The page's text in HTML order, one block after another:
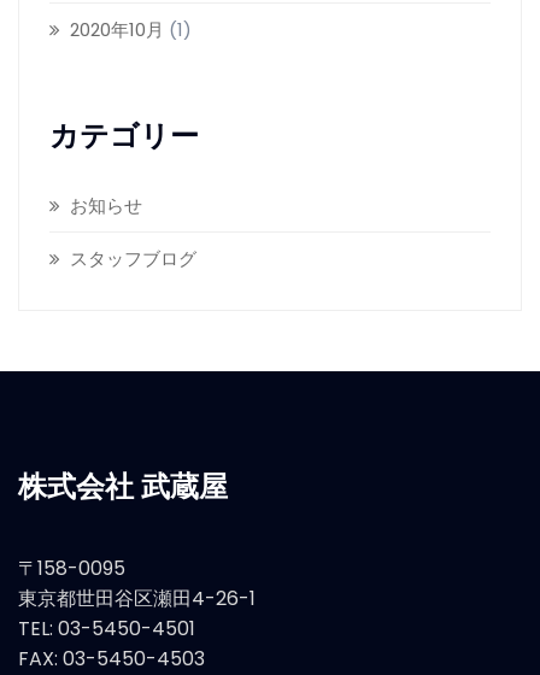
2020年10月 (1)
カテゴリー
お知らせ
スタッフブログ
株式会社 武蔵屋
〒158-0095
東京都世田谷区瀬田4-26-1
TEL: 03-5450-4501
FAX: 03-5450-4503